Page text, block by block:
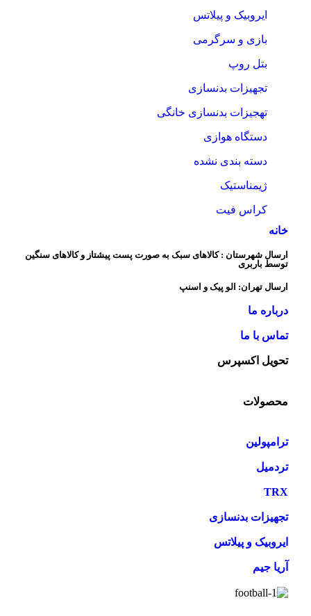
ایروبیک و پیلاتس
بازی و سرگرمی
بتل روپ
تجهیزات بدنسازی
تهجیزات بدنسازی خانگی
دستگاه هوازی
دسته بندی نشده
ژیمناستیک
کراس فیت
خانه
ارسال شهرستان : کالاهای سبک به صورت پست پیشتاز و کالاهای سنگین
توسط باربری
ارسال تهران: الو پیک و اسنپ
درباره ما
تماس با ما
تحویل اکسپرس
محصولات
ترامپولین
تردمیل
TRX
تجهیزات بدنسازی
ایروبیک و پیلاتس
آریا جیم